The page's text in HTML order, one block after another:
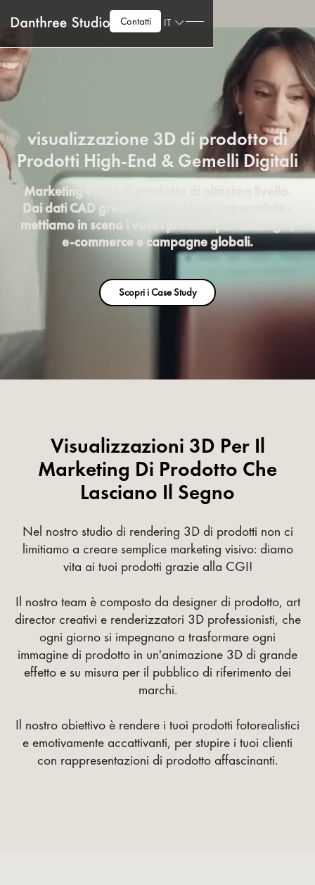
Contatti IT
visualizzazione 3D di prodotto di
Prodotti High-End & Gemelli Digitali
Marketing visivo di prodotto di altissimo livello.
Dai dati CAD grezzi al Digital Twin impeccabile -
mettiamo in scena i vostri prodotti per cataloghi,
e-commerce e campagne globali.
Scopri i Case Study
Visualizzazioni 3D Per Il
Marketing Di Prodotto Che
Lasciano Il Segno
Nel nostro studio di rendering 3D di prodotti non ci
limitiamo a creare semplice marketing visivo: diamo
vita ai tuoi prodotti grazie alla CGI!
Il nostro team è composto da designer di prodotto, art
director creativi e renderizzatori 3D professionisti, che
ogni giorno si impegnano a trasformare ogni
immagine di prodotto in un'animazione 3D di grande
effetto e su misura per il pubblico di riferimento dei
marchi.
Il nostro obiettivo è rendere i tuoi prodotti fotorealistici
e emotivamente accattivanti, per stupire i tuoi clienti
con rappresentazioni di prodotto affascinanti.